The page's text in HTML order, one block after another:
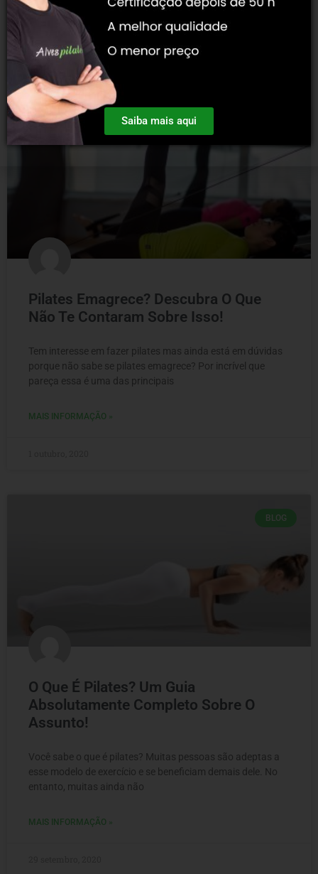
MAIS INFORMAÇÃO »
3 outubro, 2020
Pilates Emagrece? Descubra O Que
Não Te Contaram Sobre Isso!
Tem interesse em fazer pilates mas ainda está em dúvidas
porque não sabe se pilates emagrece? Por incrível que
pareça essa é uma das principais
MAIS INFORMAÇÃO »
BLOG
O Que É Pilates? Um Guia
Absolutamente Completo Sobre O
Assunto!
Você sabe o que é pilates? Muitas pessoas são adeptas a
esse modelo de exercício e se beneficiam demais dele. No
entanto, muitas ainda não
MAIS INFORMAÇÃO »
Saiba mais aqui